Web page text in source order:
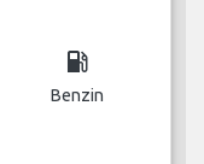
local_gas_station
Benzin